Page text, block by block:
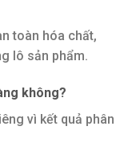
toàn hóa chất,
lô sản phẩm.
không?
vì kết quả phân